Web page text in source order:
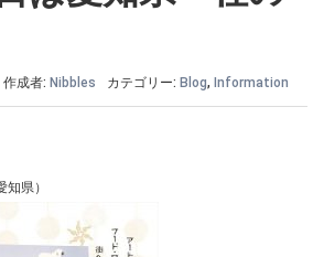
作成者: Nibbles カテゴリー: Blog, Information
知県）